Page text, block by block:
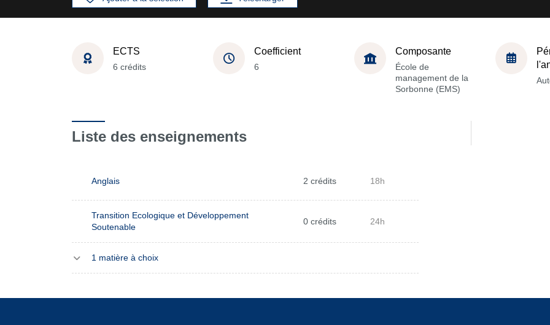
ECTS
6 crédits
Coefficient
6
Composante
École de
management de la
Sorbonne (EMS)
Liste des enseignements
Anglais 2 crédits 18h
Transition Ecologique et Développement
Soutenable
0 crédits 24h
1 matière à choix